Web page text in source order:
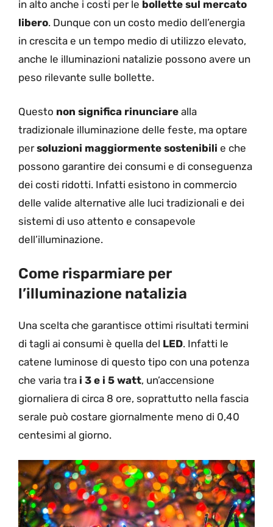
in alto anche i costi per le bollette sul mercato
libero. Dunque con un costo medio dell’energia
in crescita e un tempo medio di utilizzo elevato,
anche le illuminazioni natalizie possono avere un
peso rilevante sulle bollette.
Questo non significa rinunciare alla
tradizionale illuminazione delle feste, ma optare
persoluzioni maggiormente sostenibili e che
possono garantire dei consumi e di conseguenza
dei costi ridotti. Infatti esistono in commercio
delle valide alternative alle luci tradizionali e dei
sistemi di uso attento e consapevole
dell’illuminazione.
Come risparmiare per
l’illuminazione natalizia
Una scelta che garantisce ottimi risultati termini
di tagli ai consumi è quella del LED. Infatti le
catene luminose di questo tipo con una potenza
che varia tra i 3 e i 5 watt, un’accensione
giornaliera di circa 8 ore, soprattutto nella fascia
serale può costare giornalmente meno di 0,40
centesimi al giorno.